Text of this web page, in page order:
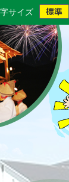
サイズ